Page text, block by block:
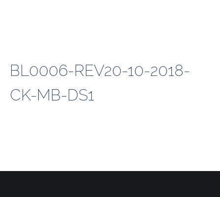
BL0006-REV20-10-2018-
CK-MB-DS1